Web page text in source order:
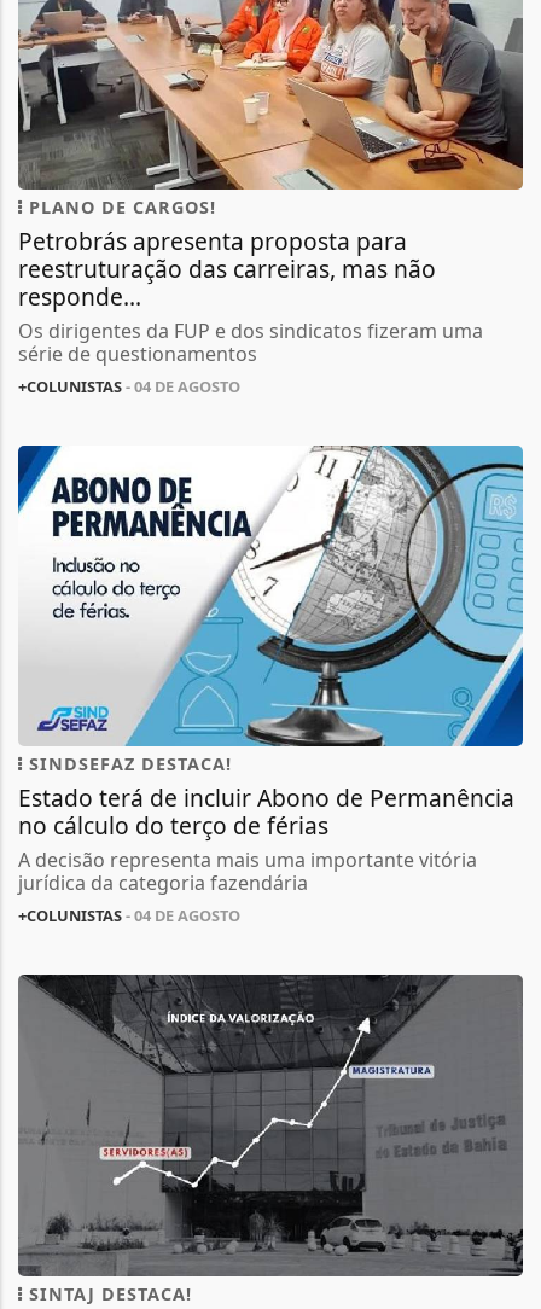
PLANO DE CARGOS!
Petrobrás apresenta proposta para
reestruturação das carreiras, mas não
responde...
Os dirigentes da FUP e dos sindicatos fizeram uma
série de questionamentos
+COLUNISTAS- 04 DE AGOSTO
SINDSEFAZ DESTACA!
Estado terá de incluir Abono de Permanência
no cálculo do terço de férias
A decisão representa mais uma importante vitória
jurídica da categoria fazendária
+COLUNISTAS- 04 DE AGOSTO
SINTAJ DESTACA!